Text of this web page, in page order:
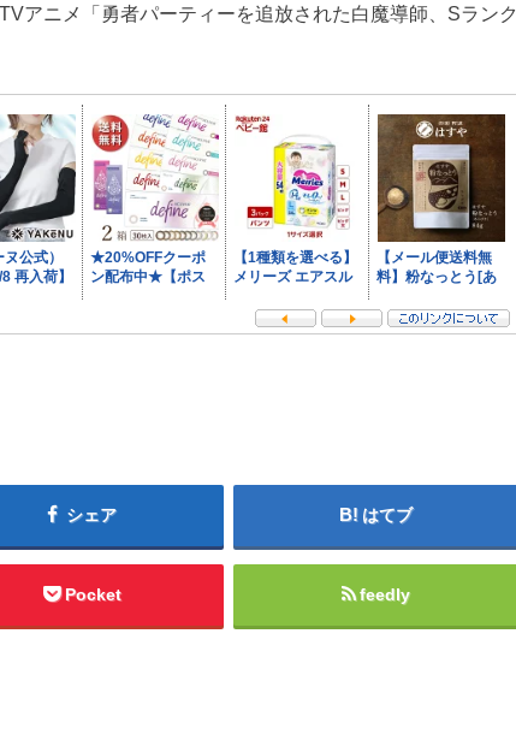
アニメ「勇者パーティーを追放された白魔導師、Sランク
シェア はてブ
Pocket feedly